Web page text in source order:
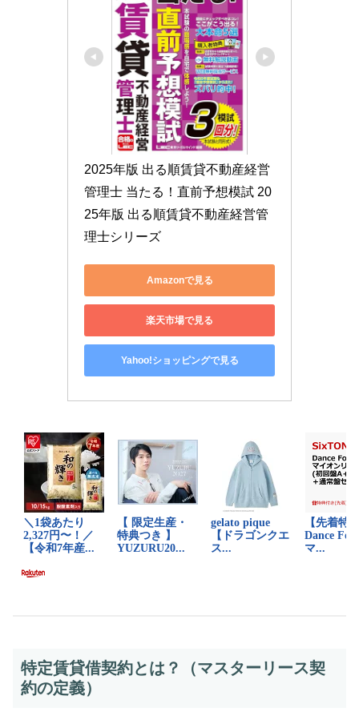
2025年版 出る順賃貸不動産経営
管理士 当たる！直前予想模試 20
25年版 出る順賃貸不動産経営管
理士シリーズ
Amazonで見る
楽天市場で見る
Yahoo!ショッピングで見る
特定賃貸借契約とは？（マスターリース契
約の定義）